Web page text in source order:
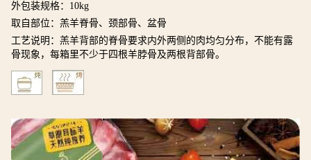
外包装规格：10kg
取自部位：羔羊脊骨、颈部骨、盆骨
工艺说明：羔羊背部的脊骨要求内外两侧的肉均匀分布，不能有露
骨现象，每箱里不少于四根羊脖骨及两根背部骨。